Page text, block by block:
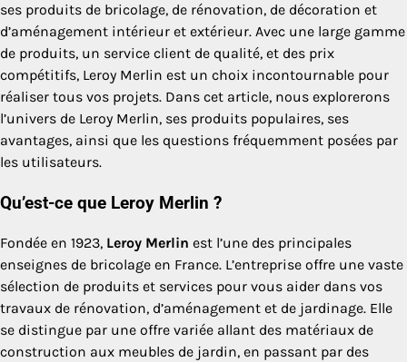
ses produits de bricolage, de rénovation, de décoration et
d’aménagement intérieur et extérieur. Avec une large gamme
de produits, un service client de qualité, et des prix
compétitifs, Leroy Merlin est un choix incontournable pour
réaliser tous vos projets. Dans cet article, nous explorerons
l’univers de Leroy Merlin, ses produits populaires, ses
avantages, ainsi que les questions fréquemment posées par
les utilisateurs.
Qu’est-ce que Leroy Merlin ?
Fondée en 1923, Leroy Merlin est l’une des principales
enseignes de bricolage en France. L’entreprise offre une vaste
sélection de produits et services pour vous aider dans vos
travaux de rénovation, d’aménagement et de jardinage. Elle
se distingue par une offre variée allant des matériaux de
construction aux meubles de jardin, en passant par des